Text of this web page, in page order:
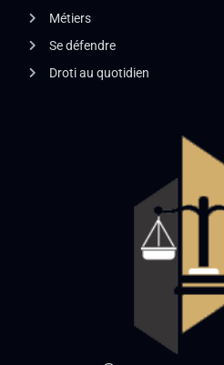
Métiers
Se défendre
Droti au quotidien